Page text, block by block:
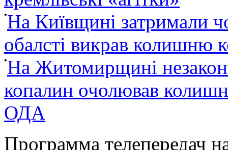
•На Київщині затримали
обалсті викрав колишню
•На Житомирщині
копалин очолював
ОДА
Программа телепередач